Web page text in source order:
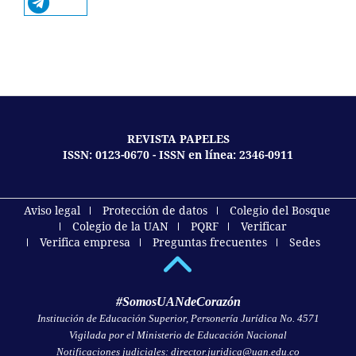
REVISTA PAPELES
ISSN: 0123-0670 - ISSN en línea: 2346-0911
Aviso legal Protección de datos
Colegio del Bosque
Colegio de la UAN
PQRF
Verificar
Verifica empresa
Preguntas frecuentes Sedes
#SomosUANdeCorazón
Institución de Educación Superior, Personería Jurídica No. 4571
Vigilada por el Ministerio de Educación Nacional
Notificaciones judiciales: director.juridica@uan.edu.co